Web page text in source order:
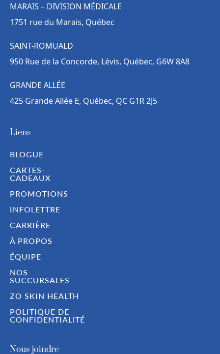
MARAIS – DIVISION MÉDICALE
1751 rue du Marais, Québec
SAINT-ROMUALD
950 Rue de la Concorde, Lévis, Québec, G6W 8A8
GRANDE ALLÉE
425 Grande Allée E, Québec, QC G1R 2J5
Liens
BLOGUE
CARTES-
CADEAUX
PROMOTIONS
INFOLETTRE
CARRIÈRE
À PROPOS
ÉQUIPE
NOS
SUCCURSALES
ZO SKIN HEALTH
POLITIQUE DE
CONFIDENTIALITÉ
Nous joindre